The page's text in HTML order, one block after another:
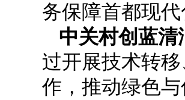
务保障首都现
中关村创蓝
过开展技术转
作，推动绿色